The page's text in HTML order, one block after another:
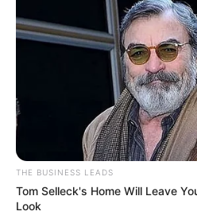
Bezeichnung des Ausflugs-
URL bzw. Link (wenn
Kurztext zum Ausflugs- oder
THE BUSINESS LEADS
Tom Selleck's Home Will Leave
Look